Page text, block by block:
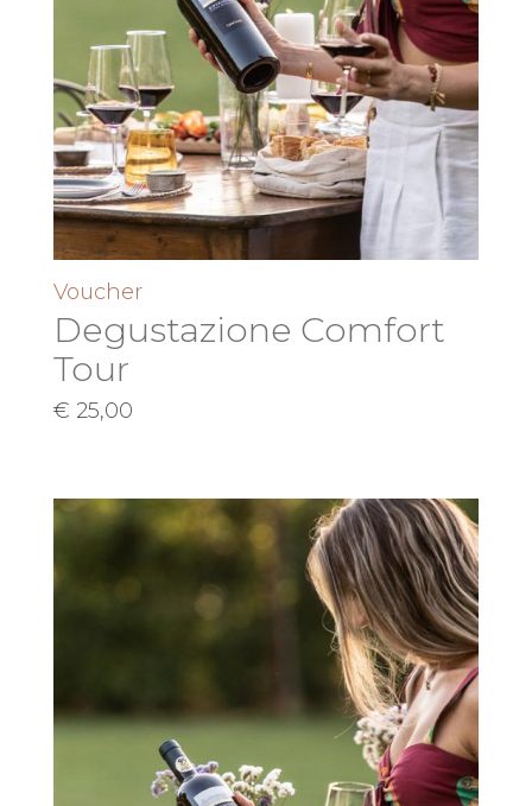
Voucher
Degustazione Comfort
Tour
€ 25,00